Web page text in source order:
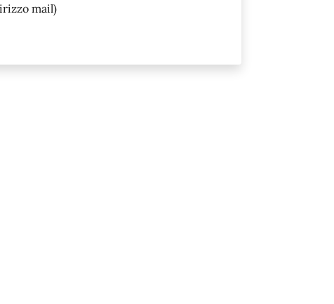
mail)